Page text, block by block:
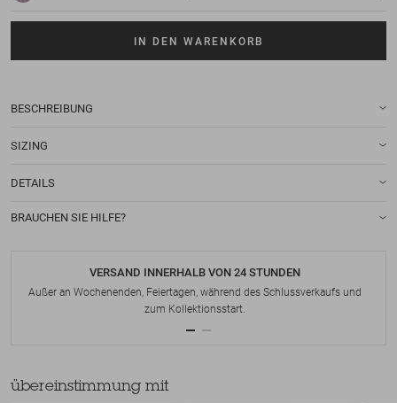
IN DEN WARENKORB
BESCHREIBUNG
SIZING
DETAILS
BRAUCHEN SIE HILFE?
VERSAND INNERHALB VON 24 STUNDEN
Außer an Wochenenden, Feiertagen, während des Schlussverkaufs und
zum Kollektionsstart.
übereinstimmung mit